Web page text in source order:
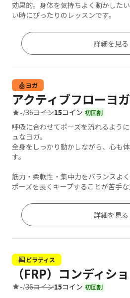
効果的。身体を気持ちよく動かした
い時にぴったりのレッスンです。
詳細を見る
ヨガ
アクティブフローヨガ
-/36コイン15コイン 初回割
呼吸に合わせてポーズを流れるよう
ュなヨガ。
全身をしっかり動かしながら、心も
す。
筋力・柔軟性・集中力をバランスよく
ポーズを長くキープすることが苦手
詳細を見る
ピラティス
（FRP）コンディシ
-/36コイン15コイン 初回割